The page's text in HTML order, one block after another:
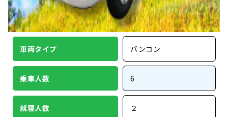
車両タイプ バンコン
乗車人数 6
就寝人数 ２